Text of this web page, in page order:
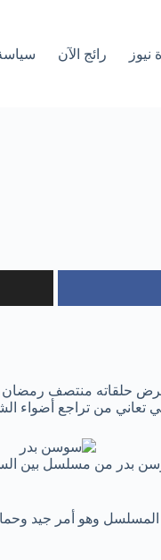
نيوز رائج الآن
حلقاته منتصف رمضان
تعاني من تراجع أضواء
بدر من مسلسل بين
وهو أمر جيد